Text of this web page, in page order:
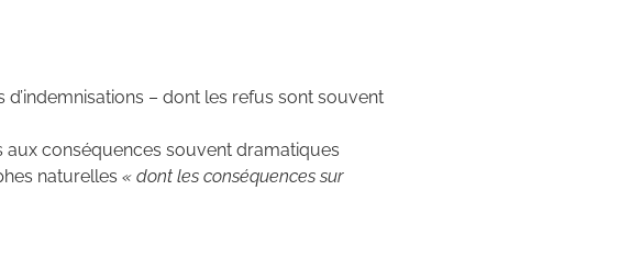
– dont les refus sont souvent
aux conséquences souvent dramatiques
naturelles « dont les conséquences sur